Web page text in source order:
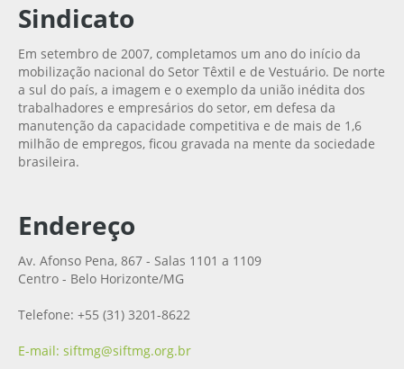
Sindicato
Em setembro de 2007, completamos um ano do início da
mobilização nacional do Setor Têxtil e de Vestuário. De norte
a sul do país, a imagem e o exemplo da união inédita dos
trabalhadores e empresários do setor, em defesa da
manutenção da capacidade competitiva e de mais de 1,6
milhão de empregos, ficou gravada na mente da sociedade
brasileira.
Endereço
Av. Afonso Pena, 867 - Salas 1101 a 1109
Centro - Belo Horizonte/MG
Telefone: +55 (31) 3201-8622
E-mail: siftmg@siftmg.org.br